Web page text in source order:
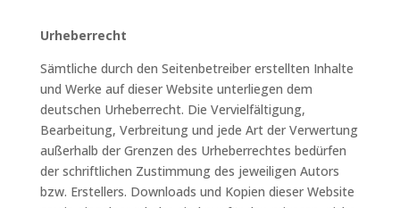
Urheberrecht
Sämtliche durch den Seitenbetreiber erstellten Inhalte
und Werke auf dieser Website unterliegen dem
deutschen Urheberrecht. Die Vervielfältigung,
Bearbeitung, Verbreitung und jede Art der Verwertung
außerhalb der Grenzen des Urheberrechtes bedürfen
der schriftlichen Zustimmung des jeweiligen Autors
bzw. Erstellers. Downloads und Kopien dieser Website